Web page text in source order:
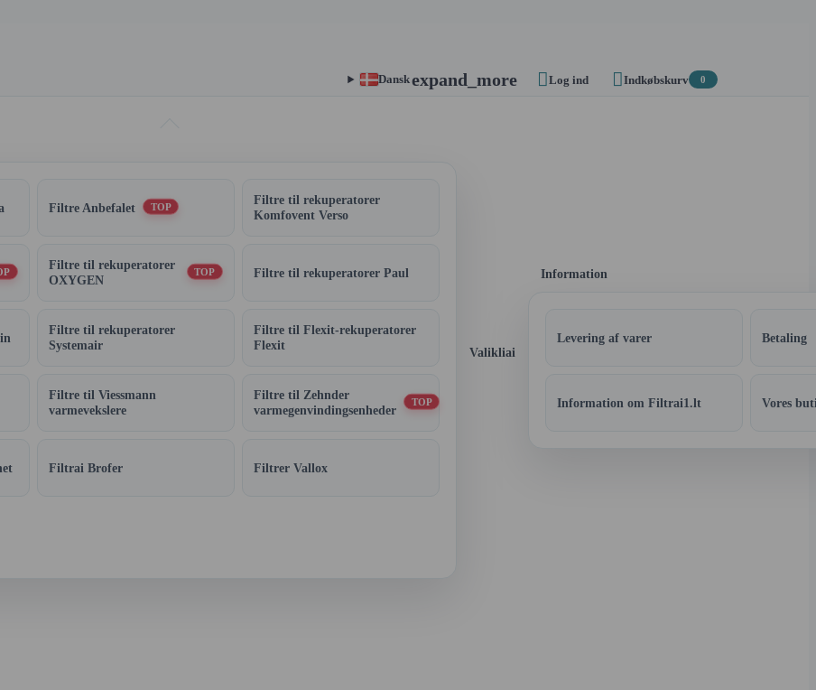
Danskexpand_more Log ind Indkøbskurv 0
Filtre Anbefalet TOP
Filtre til rekuperatorer
Komfovent Verso
Filtre til rekuperatorer
OXYGEN
TOP Filtre til rekuperatorer Paul
Filtre til rekuperatorer
Systemair
Filtre til Flexit-rekuperatorer
Flexit
Filtre til Viessmann
varmevekslere
Filtre til Zehnder
varmegenvindingsenheder
TOP
Filtrai Brofer Filtrer Vallox
Valikliai
Information
Levering af varer Betaling
Information om Filtrai1.lt Vores